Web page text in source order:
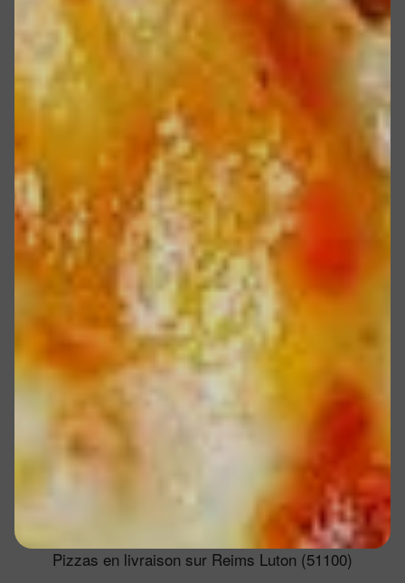
Pizzas en livraison sur Reims Luton (51100)